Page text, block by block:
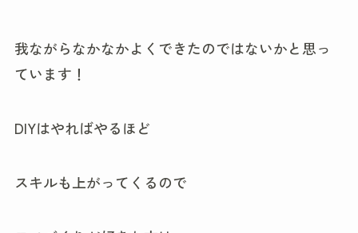
我ながらなかなかよくできたのではないかと思っ
ています！
DIYはやればやるほど
スキルも上がってくるので